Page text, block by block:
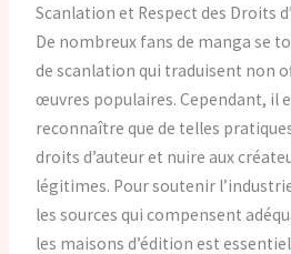
Scanlation et Respect des Droits
De nombreux fans de manga se
de scanlation qui traduisent non
œuvres populaires. Cependant, il
reconnaître que de telles
droits d’auteur et nuire aux
légitimes. Pour soutenir
les sources qui compensent
les maisons d’édition est